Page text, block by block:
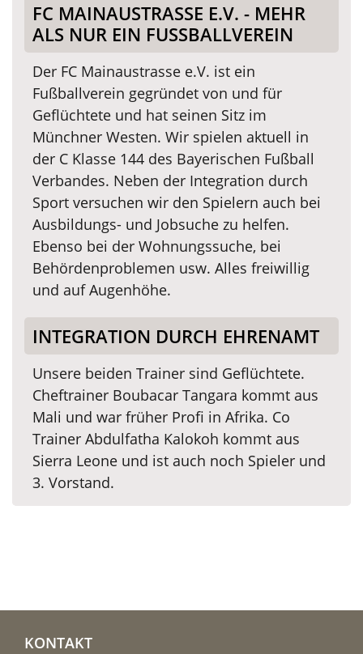
FC MAINAUSTRASSE E.V. - MEHR
ALS NUR EIN FUSSBALLVEREIN
Der FC Mainaustrasse e.V. ist ein
Fußballverein gegründet von und für
Geflüchtete und hat seinen Sitz im
Münchner Westen. Wir spielen aktuell in
der C Klasse 144 des Bayerischen Fußball
Verbandes. Neben der Integration durch
Sport versuchen wir den Spielern auch bei
Ausbildungs- und Jobsuche zu helfen.
Ebenso bei der Wohnungssuche, bei
Behördenproblemen usw. Alles freiwillig
und auf Augenhöhe.
INTEGRATION DURCH EHRENAMT
Unsere beiden Trainer sind Geflüchtete.
Cheftrainer Boubacar Tangara kommt aus
Mali und war früher Profi in Afrika. Co
Trainer Abdulfatha Kalokoh kommt aus
Sierra Leone und ist auch noch Spieler und
3. Vorstand.
KONTAKT